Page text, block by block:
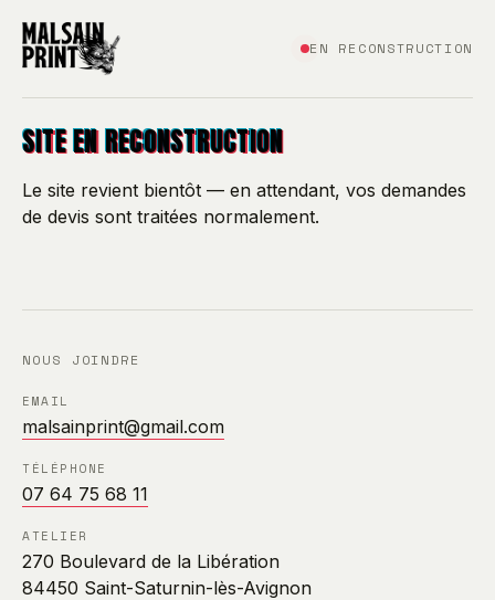
EN RECONSTRUCTION
SITE EN RECONSTRUCTION
Le site revient bientôt — en attendant, vos demandes
de devis sont traitées normalement.
NOUS JOINDRE
EMAIL
malsainprint@gmail.com
TÉLÉPHONE
07 64 75 68 11
ATELIER
270 Boulevard de la Libération
84450 Saint-Saturnin-lès-Avignon